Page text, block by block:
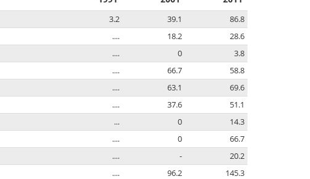
3.2 39.1
86.8
.... 18.2
28.6
.... 0
3.8
.... 66.7
58.8
.... 63.1
69.6
.... 37.6
51.1
... 0
14.3
.... 0
66.7
.... -
20.2
.... 96.2 145.3